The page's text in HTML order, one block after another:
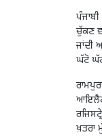
ਚੁੱਕਣ
ਜਾਂਦੀ
ਘੱਟੋ
ਖ਼ਤਰਾ